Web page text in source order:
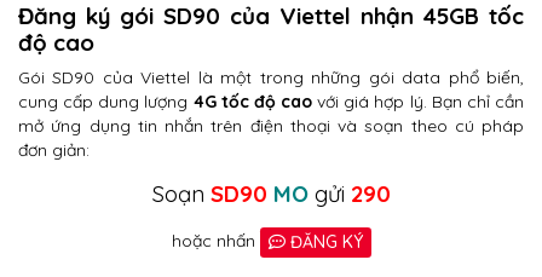
Đăng ký gói SD90 của Viettel nhận 45GB tốc
độ cao
Gói SD90 của Viettel là một trong những gói data phổ biến,
cung cấp dung lượng 4G tốc độ cao với giá hợp lý. Bạn chỉ cần
mở ứng dụng tin nhắn trên điện thoại và soạn theo cú pháp
đơn giản:
Soạn SD90 MOgửi 290
hoặc nhấn ĐĂNG KÝ